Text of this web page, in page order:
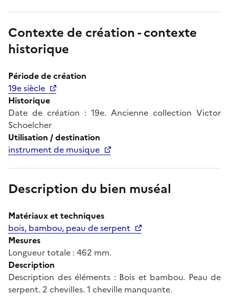
Contexte de création - contexte
historique
Période de création
19e siècle
Historique
Date de création : 19e. Ancienne collection Victor
Schoelcher
Utilisation / destination
instrument de musique
Description du bien muséal
Matériaux et techniques
bois, bambou, peau de serpent
Mesures
Longueur totale : 462 mm.
Description
Description des éléments : Bois et bambou. Peau de
serpent. 2 chevilles. 1 cheville manquante.